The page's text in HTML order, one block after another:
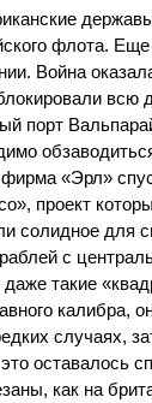
флота. Еще
Война
всю
порт
«Эрл»
проект
солидное для
с
такие
калибра,
случаях,
оставалось
как на